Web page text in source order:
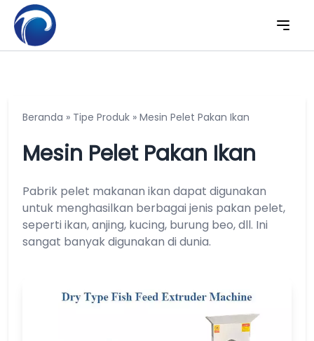
Beranda » Tipe Produk » Mesin Pelet Pakan Ikan
Mesin Pelet Pakan Ikan
Pabrik pelet makanan ikan dapat digunakan
untuk menghasilkan berbagai jenis pakan pelet,
seperti ikan, anjing, kucing, burung beo, dll. Ini
sangat banyak digunakan di dunia.